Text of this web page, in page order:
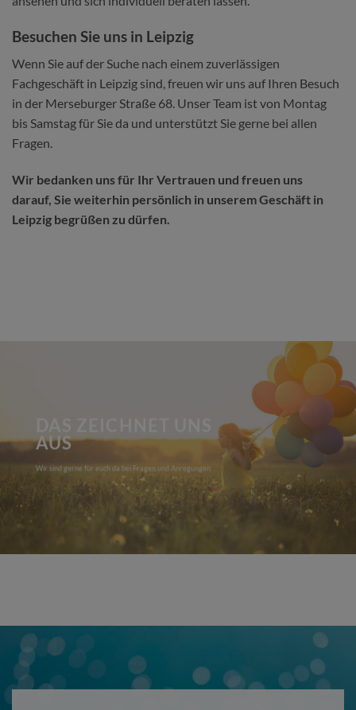
Besuchen Sie uns in Leipzig
Wenn Sie auf der Suche nach einem zuverlässigen
Fachgeschäft in Leipzig sind, freuen wir uns auf Ihren Besuch
in der Merseburger Straße 68. Unser Team ist von Montag
bis Samstag für Sie da und unterstützt Sie gerne bei allen
Fragen.
Wir bedanken uns für Ihr Vertrauen und freuen uns
darauf, Sie weiterhin persönlich in unserem Geschäft in
Leipzig begrüßen zu dürfen.
AUS
Wir sind gerne für euch da bei Fragen und Anregungen.